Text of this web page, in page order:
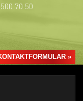
70 50
»